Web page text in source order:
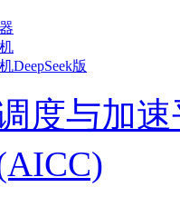
DeepSeek版
度与加